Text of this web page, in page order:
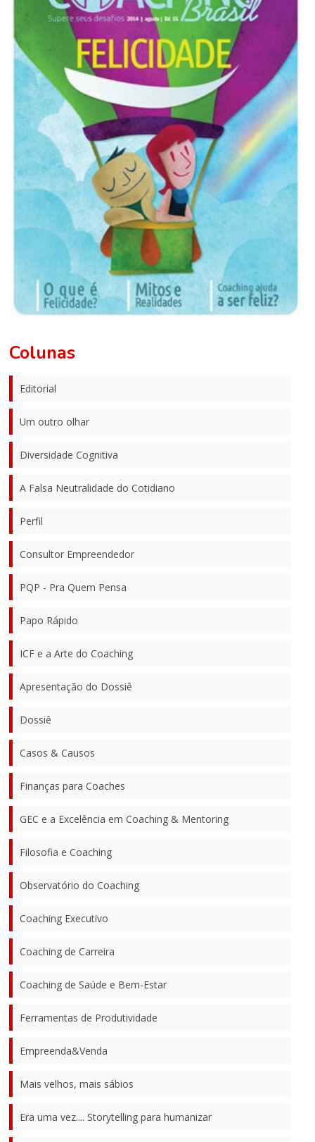
Colunas
Editorial
Um outro olhar
Diversidade Cognitiva
A Falsa Neutralidade do Cotidiano
Perfil
Consultor Empreendedor
PQP - Pra Quem Pensa
Papo Rápido
ICF e a Arte do Coaching
Apresentação do Dossiê
Dossiê
Casos & Causos
Finanças para Coaches
GEC e a Excelência em Coaching & Mentoring
Filosofia e Coaching
Observatório do Coaching
Coaching Executivo
Coaching de Carreira
Coaching de Saúde e Bem-Estar
Ferramentas de Produtividade
Empreenda&Venda
Mais velhos, mais sábios
Era uma vez.... Storytelling para humanizar